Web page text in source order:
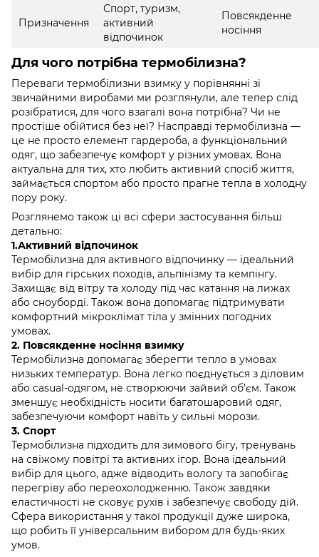
Призначення
Спорт, туризм,
активний
відпочинок
Повсякденне
носіння
Для чого потрібна термобілизна?
Переваги термобілизни взимку у порівнянні зі
звичайними виробами ми розглянули, але тепер слід
розібратися, для чого взагалі вона потрібна? Чи не
простіше обійтися без неї? Насправді термобілизна —
це не просто елемент гардероба, а функціональний
одяг, що забезпечує комфорт у різних умовах. Вона
актуальна для тих, хто любить активний спосіб життя,
займається спортом або просто прагне тепла в холодну
пору року.
Розглянемо також ці всі сфери застосування більш
детально:
1.Активний відпочинок
Термобілизна для активного відпочинку — ідеальний
вибір для гірських походів, альпінізму та кемпінгу.
Захищає від вітру та холоду під час катання на лижах
або сноуборді. Також вона допомагає підтримувати
комфортний мікроклімат тіла у змінних погодних
умовах.
2. Повсякденне носіння взимку
Термобілизна допомагає зберегти тепло в умовах
низьких температур. Вона легко поєднується з діловим
або casual-одягом, не створюючи зайвий об’єм. Також
зменшує необхідність носити багатошаровий одяг,
забезпечуючи комфорт навіть у сильні морози.
3. Спорт
Термобілизна підходить для зимового бігу, тренувань
на свіжому повітрі та активних ігор. Вона ідеальний
вибір для цього, адже відводить вологу та запобігає
перегріву або переохолодженню. Також завдяки
еластичності не сковує рухів і забезпечує свободу дій.
Сфера використання у такої продукції дуже широка,
що робить її універсальним вибором для будь-яких
умов.